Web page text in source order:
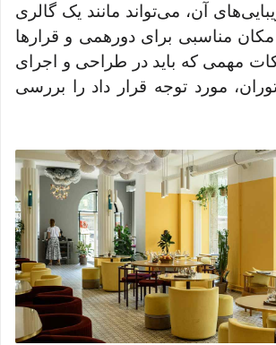
آن، می‌تواند مانند یک گالری
مناسبی برای دورهمی و قرارها
مهمی که باید در طراحی و اجرای
مورد توجه قرار داد را بررسی